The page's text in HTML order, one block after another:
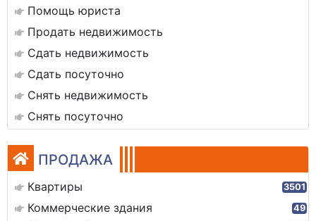
Помощь юриста
Продать недвижимость
Сдать недвижимость
Сдать посуточно
Снять недвижимость
Снять посуточно
ПРОДАЖА
Квартиры 3501
Коммерческие здания 49